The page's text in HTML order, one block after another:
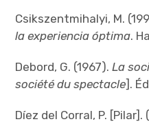
Csikszentmihalyi, M.
la experiencia óptima.
Debord, G. (1967).La
société du spectacle].
Díez del Corral, P.